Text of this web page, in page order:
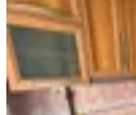
·
15.000